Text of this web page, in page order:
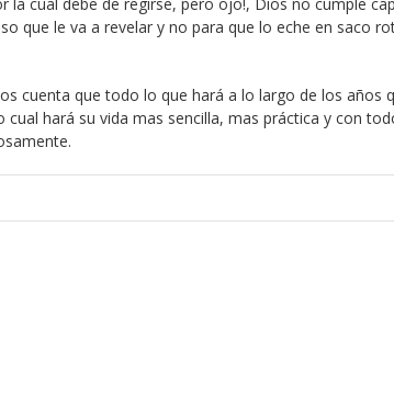
que le va a revelar y no para que lo eche en saco
cuenta que todo lo que hará a lo largo de los años
hará su vida mas sencilla, mas práctica y con